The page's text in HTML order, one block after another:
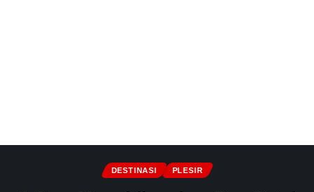
DESTINASI PLESIR